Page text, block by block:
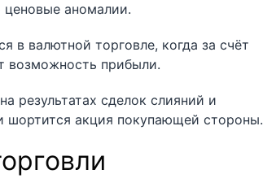
ценовые аномалии.
в валютной торговле, когда за счёт
возможность прибыли.
результатах сделок слияний и
шортится акция покупающей стороны.